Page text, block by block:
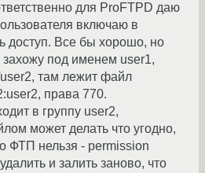
для ProFTPD даю
включаю в
доступ. Все бы хорошо, но
захожу под именем user1,
там лежит файл
права 770.
в группу user2,
может делать что угодно,
ФТП нельзя - permission
и залить заново, что